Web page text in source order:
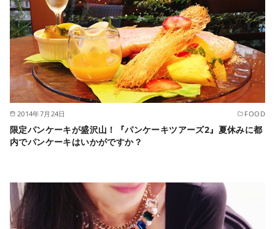
2014年7月24日 FOOD
限定パンケーキが盛沢山！『パンケーキツアーズ2』夏休みに都
内でパンケーキはいかがですか？